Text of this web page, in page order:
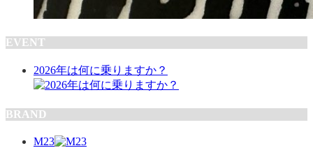
EVENT
2026年は何に乗りますか？
BRAND
M23